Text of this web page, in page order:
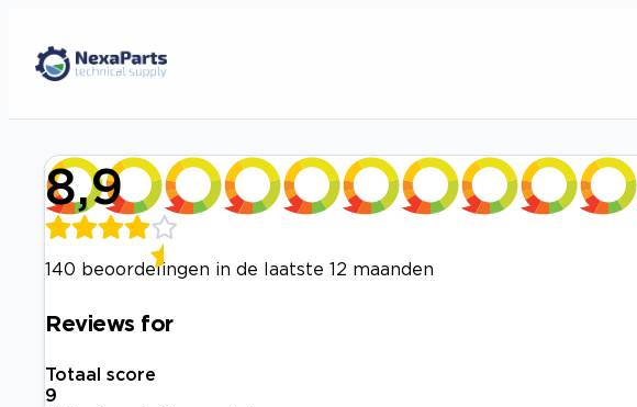
8,9
140 beoordelingen in de laatste 12 maanden
Reviews for
Totaal score
9